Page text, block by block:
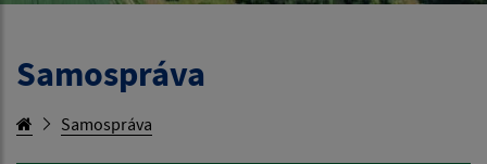
Samospráva
Samospráva